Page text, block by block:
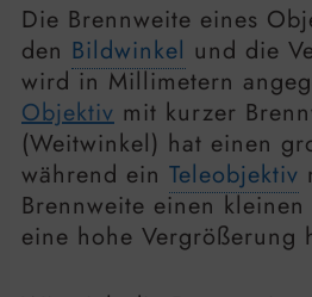
Die Brennweite eines
den Bildwinkel und die
wird in Millimetern
Objektiv mit kurzer
(Weitwinkel) hat einen
während ein Teleobjektiv
Brennweite einen
eine hohe Vergrößerung